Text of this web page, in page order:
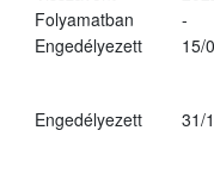
Folyamatban
-
Engedélyezett
15/
Engedélyezett 31/